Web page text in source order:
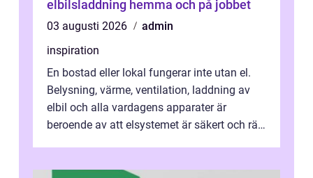
elbilsladdning hemma och på jobbet
03 augusti 2026
admin
inspiration
En bostad eller lokal fungerar inte utan el.
Belysning, värme, ventilation, laddning av
elbil och alla vardagens apparater är
beroende av att elsystemet är säkert och rätt